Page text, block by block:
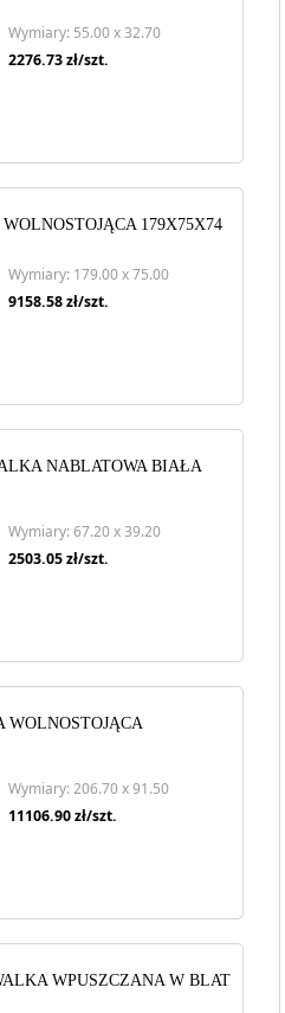
Wymiary: 55.00 x 32.70
2276.73zł/szt.
179X75X74
Wymiary: 179.00 x 75.00
9158.58zł/szt.
NABLATOWA BIAŁA
Wymiary: 67.20 x 39.20
2503.05zł/szt.
WOLNOSTOJĄCA
Wymiary: 206.70 x 91.50
11106.90zł/szt.
WPUSZCZANA W BLAT